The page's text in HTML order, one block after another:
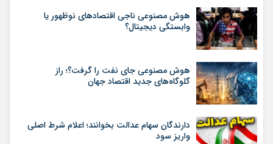
هوش مصنوعی ناجی اقتصادهای نوظهور یا
وابستگی دیجیتال؟
هوش مصنوعی جای نفت را گرفت؟؛ راز
گلوگاه‌های جدید اقتصاد جهان
دارندگان سهام عدالت بخوانند؛ اعلام شرط اصلی
واریز سود